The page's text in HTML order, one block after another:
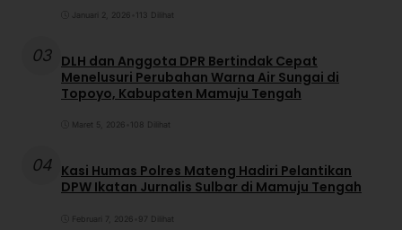
Januari 2, 2026 113 Dilihat
03 DLH dan Anggota DPR Bertindak Cepat
Menelusuri Perubahan Warna Air Sungai di
Topoyo, Kabupaten Mamuju Tengah
Maret 5, 2026 108 Dilihat
04 Kasi Humas Polres Mateng Hadiri Pelantikan
DPW Ikatan Jurnalis Sulbar di Mamuju Tengah
Februari 7, 2026 97 Dilihat